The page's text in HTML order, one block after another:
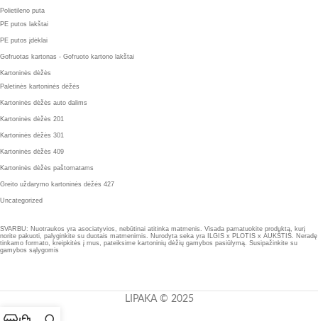
Polietileno puta
PE putos lakštai
PE putos įdėklai
Gofruotas kartonas - Gofruoto kartono lakštai
Kartoninės dėžės
Paletinės kartoninės dėžės
Kartoninės dėžės auto dalims
Kartoninės dėžės 201
Kartoninės dėžės 301
Kartoninės dėžės 409
Kartoninės dėžės paštomatams
Greito uždarymo kartoninės dėžės 427
Uncategorized
SVARBU: Nuotraukos yra asociatyvios, nebūtinai atitinka matmenis. Visada pamatuokite produktą, kurį
norite pakuoti, palyginkite su duotais matmenimis. Nurodyta seka yra ILGIS x PLOTIS x AUKŠTIS. Neradę
tinkamo formato, kreipkitės į mus, pateiksime kartoninių dėžių gamybos pasiūlymą. Susipažinkite su
gamybos sąlygomis
LIPAKA © 2025